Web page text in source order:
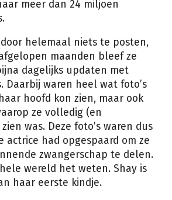
meer dan 24 miljoen
helemaal niets te posten,
maanden bleef ze
dagelijks updaten met
Daarbij waren heel wat foto’s
hoofd kon zien, maar ook
ze volledig (en
was. Deze foto’s waren dus
actrice had opgespaard om ze
zwangerschap te delen.
wereld het weten. Shay is
haar eerste kindje.